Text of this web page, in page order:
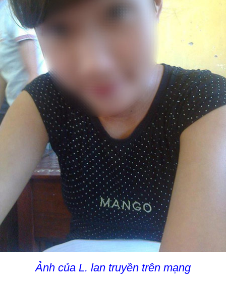
Ảnh của L. lan truyền trên mạng